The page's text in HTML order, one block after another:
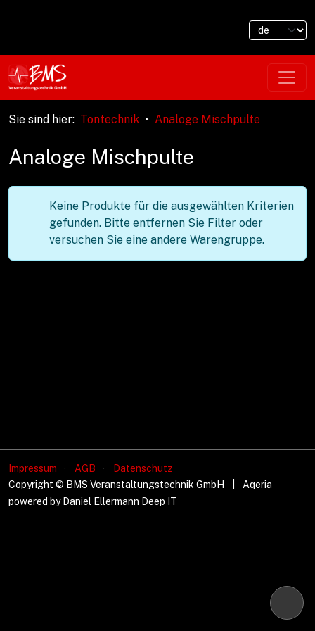
Sie sind hier: Tontechnik Analoge Mischpulte
Analoge Mischpulte
Keine Produkte für die ausgewählten Kriterien
gefunden. Bitte entfernen Sie Filter oder
versuchen Sie eine andere Warengruppe.
Impressum AGB
Datenschutz
Copyright © BMS Veranstaltungstechnik GmbH
Aqeria
powered by Daniel Ellermann Deep IT